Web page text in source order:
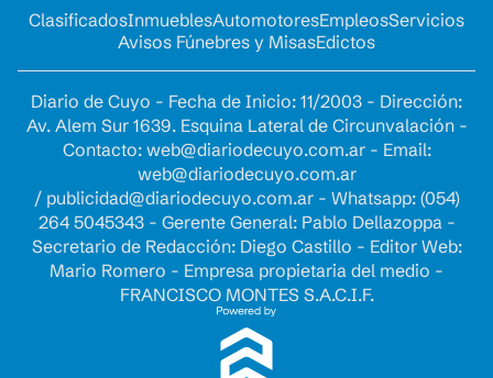
ClasificadosInmueblesAutomotoresEmpleosServicios
Avisos Fúnebres y MisasEdictos
Diario de Cuyo - Fecha de Inicio: 11/2003 - Dirección:
Av. Alem Sur 1639. Esquina Lateral de Circunvalación -
Contacto: web@diariodecuyo.com.ar- Email:
web@diariodecuyo.com.ar
/ publicidad@diariodecuyo.com.ar- Whatsapp: (054)
264 5045343 - Gerente General: Pablo Dellazoppa -
Secretario de Redacción: Diego Castillo - Editor Web:
Mario Romero - Empresa propietaria del medio -
FRANCISCO MONTES S.A.C.I.F.